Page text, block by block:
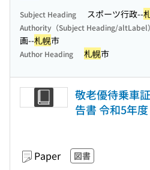
Subject Heading スポーツ行政--
Authority（Subject Heading/altLabel）
画--札幌市
Author Heading 札幌市
敬老優待乗車
告書 令和5年度
Paper 図書